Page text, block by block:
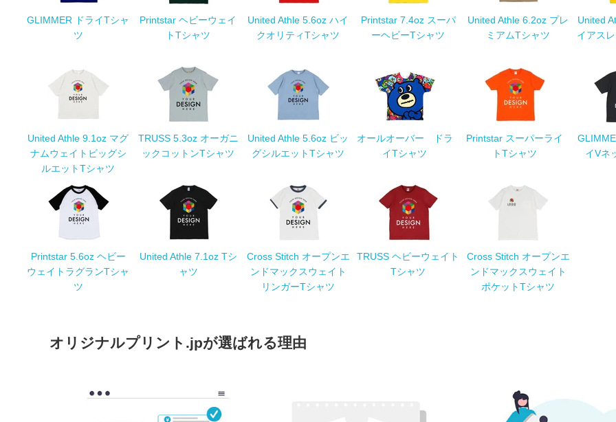
GLIMMER ドライTシャ
ツ
Printstar ヘビーウェイ
トTシャツ
United Athle 5.6oz ハイ
クオリティTシャツ
Printstar 7.4oz スーパ
ーヘビーTシャツ
United Athle 6.2oz プレ
ミアムTシャツ
United
イアス
United Athle 9.1oz マグ
ナムウェイトビッグシ
ルエットTシャツ
TRUSS 5.3oz オーガニ
ックコットンTシャツ
United Athle 5.6oz ビッ
グシルエットTシャツ
オールオーバー ドラ
イTシャツ
Printstar スーパーライ
トTシャツ
イVネ
Printstar 5.6oz ヘビー
ウェイトラグランTシャ
ツ
United Athle 7.1oz Tシ
ャツ
Cross Stitch オープンエ
ンドマックスウェイト
リンガーTシャツ
TRUSS ヘビーウェイト
Tシャツ
Cross Stitch オープンエ
ンドマックスウェイト
ポケットTシャツ
オリジナルプリント.jpが選ばれる理由